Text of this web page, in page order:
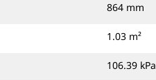
864 mm
1.03 m²
106.39 kPa